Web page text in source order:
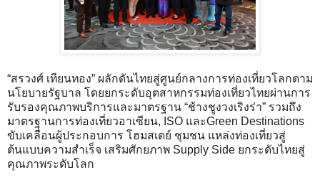
“สรวงศ์ เทียนทอง” ผลักดันไทยสู่ศูนย์กลางการท่องเที่ยวโลกตาม
นโยบายรัฐบาล โดยยกระดับอุตสาหกรรมท่องเที่ยวไทยผ่านการ
รับรองคุณภาพบริการและมาตรฐาน “ช้างชูงวงเริงร่า” รวมถึง
มาตรฐานการท่องเที่ยวอาเซียน, ISO และGreen Destinations
ขับเคลื่อนผู้ประกอบการ โฮมสเตย์ ชุมชน แหล่งท่องเที่ยวสู่
ต้นแบบความสำเร็จ เสริมศักยภาพ Supply Side ยกระดับไทยสู่
คุณภาพระดับโลก